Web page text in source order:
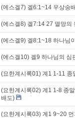
(에스겔7) 겔6:1~14 우상숭
(에스겔8) 겔7:14 27 멸망의
(에스겔9) 겔8:1~18 하나님
(에스겔10) 겔9 하나님의 심
(요한계시록01) 계1 1-11 종
(요한계시록02) 계1 1-8 종
배도)
(요한계시록03) 계1 9~20